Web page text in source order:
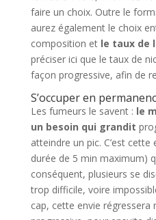
faire un choix. Outre le
aurez également le choix
composition et le taux de
préciser ici que le taux de
façon progressive, afin de
S’occuper en
Les fumeurs le savent : le
un besoin qui grandit
atteindre un pic. C’est cette
durée de 5 min maximum)
conséquent, plusieurs se
trop difficile, voire
cap, cette envie